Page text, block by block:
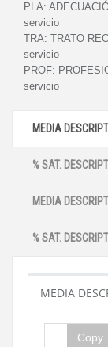
PLA:
servicio
TRA: TRATO
servicio
PROF:
servicio
MEDIA
% SAT.
MEDIA
% SAT.
MEDIA
Copy